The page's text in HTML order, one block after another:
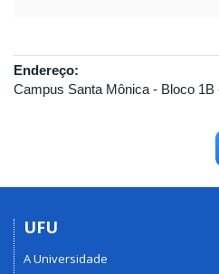
Endereço:
Campus Santa Mônica - Bloco 1B
UFU
A Universidade